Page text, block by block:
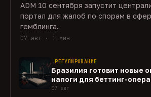
ADM 10 сентября запустит
портал для жалоб по спорам в
гемблинга.
07 авг · 1 мин
РЕГУЛИРОВАНИЕ
Бразилия готовит новые
налоги для беттинг-
07 авг